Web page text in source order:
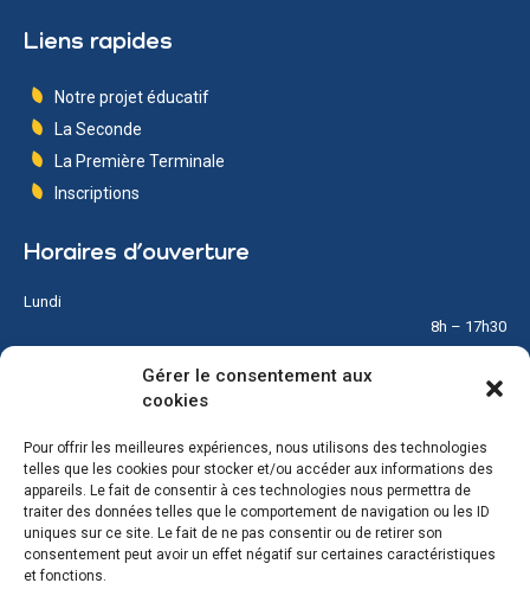
Gérer le consentement aux
cookies
Pour offrir les meilleures expériences, nous utilisons des technologies
telles que les cookies pour stocker et/ou accéder aux informations des
appareils. Le fait de consentir à ces technologies nous permettra de
traiter des données telles que le comportement de navigation ou les ID
uniques sur ce site. Le fait de ne pas consentir ou de retirer son
consentement peut avoir un effet négatif sur certaines caractéristiques
et fonctions.
Liens rapides
Notre projet éducatif
La Seconde
La Première Terminale
Inscriptions
Horaires d’ouverture
Lundi
8h – 17h30
8h – 17h30
Mercredi
8h – 12h
Jeudi
8h – 17h30